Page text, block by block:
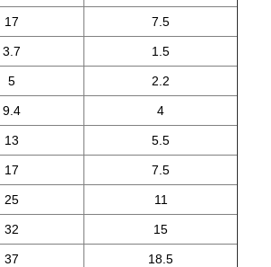
17
7.5
3.7
1.5
5
2.2
9.4
4
13
5.5
17
7.5
25
11
32
15
37
18.5